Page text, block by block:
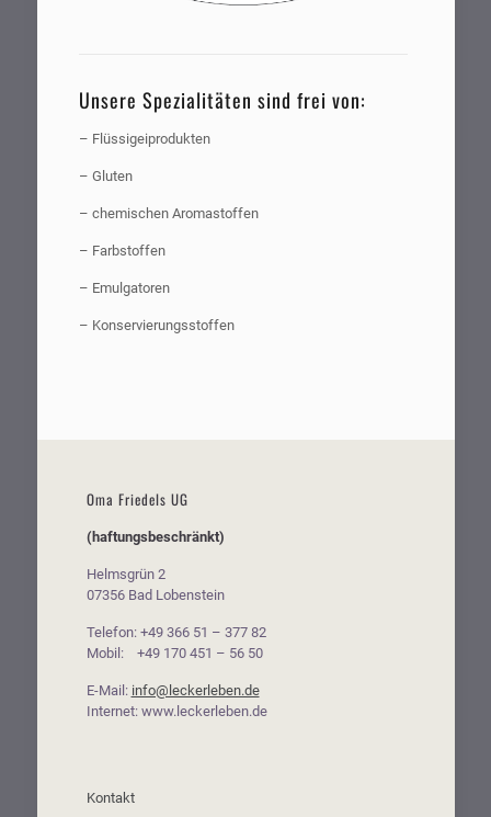
Unsere Spezialitäten sind frei von:
– Flüssigeiprodukten
– Gluten
– chemischen Aromastoffen
– Farbstoffen
– Emulgatoren
– Konservierungsstoffen
Oma Friedels UG
(haftungsbeschränkt)
Helmsgrün 2
07356 Bad Lobenstein
Telefon: +49 366 51 – 377 82
Mobil: +49 170 451 – 56 50
E-Mail: info@leckerleben.de
Internet: www.leckerleben.de
Kontakt